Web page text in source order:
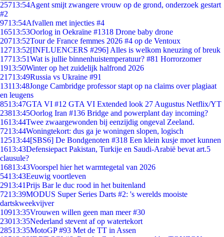
25713:54Agent smijt zwangere vrouw op de grond, onderzoek gestart
#2
9713:54Afvallen met injecties #4
16513:53Oorlog in Oekraïne #1318 Drone baby drone
20713:52Tour de France femmes 2026 #4 op de Ventoux
12713:52[INFLUENCERS #296] Alles is welkom kneuzing of breuk
17713:51Wat is jullie binnenhuistemperatuur? #81 Horrorzomer
1913:50Winter op het zuidelijk halfrond 2026
21713:49Russia vs Ukraine #91
13113:48Jonge Cambridge professor stapt op na claims over plagiaat
en leugens
8513:47GTA VI #12 GTA VI Extended look 27 Augustus Netflix/YT
23813:45Oorlog Iran #136 Bridge and powerplant day incoming?
1613:44Twee zwaargewonden bij eenzijdig ongeval Zeeland.
7213:44Woningtekort: dus ga je woningen slopen, logisch
12513:44[SBS6] De Bondgenoten #318 Een klein kusje moet kunnen
1613:43Defensiepact Pakistan, Turkije en Saudi-Arabië bevat art.5
clausule?
16813:43Voorspel hier het warmtegetal van 2026
5413:43Eeuwig voortleven
2913:41Prijs Bar le duc rood in het buitenland
7213:39MODUS Super Series Darts #2: 's werelds mooiste
dartskweekvijver
10913:35Vrouwen willen geen man meer #30
23013:35Nederland stevent af op watertekort
28513:35MotoGP #93 Met de TT in Assen